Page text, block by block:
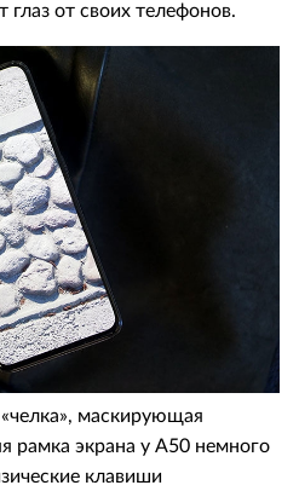
глаз от своих телефонов.
маскирующая
рамка экрана у А50 немного
клавиши